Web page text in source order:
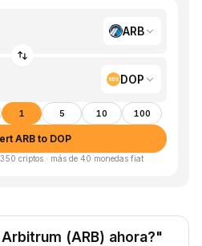
ARB
DOP
1 5 10 100
ARB to DOP
350 criptos · más de 40 monedas fiat
(ARB) ahora?"